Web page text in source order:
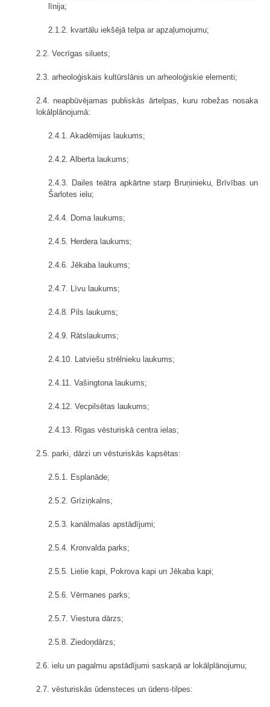
līnija;
2.1.2. kvartālu iekšējā telpa ar apzaļumojumu;
2.2. Vecrīgas siluets;
2.3. arheoloģiskais kultūrslānis un arheoloģiskie elementi;
2.4. neapbūvējamas publiskās ārtelpas, kuru robežas nosaka
lokālplānojumā:
2.4.1. Akadēmijas laukums;
2.4.2. Alberta laukums;
2.4.3. Dailes teātra apkārtne starp Bruņinieku, Brīvības un
Šarlotes ielu;
2.4.4. Doma laukums;
2.4.5. Herdera laukums;
2.4.6. Jēkaba laukums;
2.4.7. Līvu laukums;
2.4.8. Pils laukums;
2.4.9. Rātslaukums;
2.4.10. Latviešu strēlnieku laukums;
2.4.11. Vašingtona laukums;
2.4.12. Vecpilsētas laukums;
2.4.13. Rīgas vēsturiskā centra ielas;
2.5. parki, dārzi un vēsturiskās kapsētas:
2.5.1. Esplanāde;
2.5.2. Grīziņkalns;
2.5.3. kanālmalas apstādījumi;
2.5.4. Kronvalda parks;
2.5.5. Lielie kapi, Pokrova kapi un Jēkaba kapi;
2.5.6. Vērmanes parks;
2.5.7. Viestura dārzs;
2.5.8. Ziedoņdārzs;
2.6. ielu un pagalmu apstādījumi saskaņā ar lokālplānojumu;
2.7. vēsturiskās ūdensteces un ūdens-tilpes: